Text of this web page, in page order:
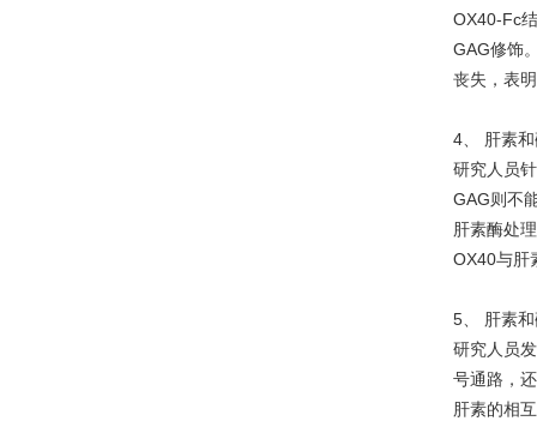
OX40-Fc
GAG修饰
丧失，表
4、 肝素
研究人员
GAG则不
肝素酶处
OX40与肝
5、 肝素
研究人员
号通路，
肝素的相